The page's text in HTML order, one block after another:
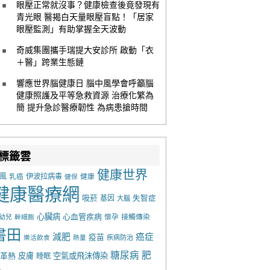
眼壓正常就沒事？健康檢查後竟發現有
青光眼 醫揭白天量眼壓盲點！「居家
眼壓監測」有助掌握全天波動
奇威集團攜手瑞提大安診所 啟動「衣
＋醫」跨業生態鏈
響應世界腦健康日 腦中風學會呼籲腦
健康照護及平等急救資源 治療化繁為
簡 提升急診醫療韌性 為病患搶時間
籤雲
乳癌 伊波拉病毒 健保 健康 健康世界
康醫療網 吸菸 基因 大腦 失智症
兒 幹細胞 心臟病 心血管疾病 懷孕 接觸傳染
田 樂活飲食 減肥 熱量 疫苗 疾病防治 癌症
熱 皮膚 睡眠 空氣或飛沫傳染 糖尿病 肥